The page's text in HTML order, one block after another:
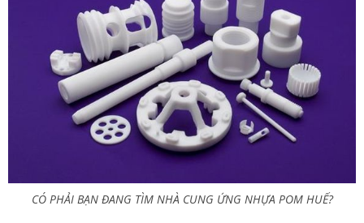
CÓ PHẢI BẠN ĐANG TÌM NHÀ CUNG ỨNG NHỰA POM HUẾ?